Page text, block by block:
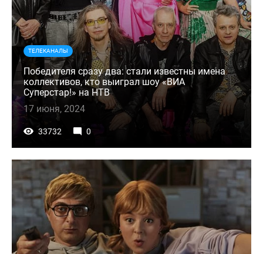
ТЕЛЕКАНАЛЫ
Победителя сразу два: стали известны имена
коллективов, кто выиграл шоу «ВИА
Суперстар!» на НТВ
17 июня, 2024
33732 0